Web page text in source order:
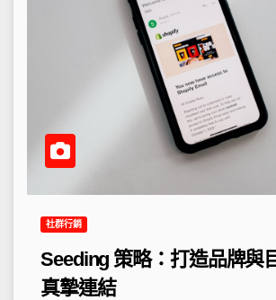
社群行銷
Seeding 策略：打造品牌與
真摯連結